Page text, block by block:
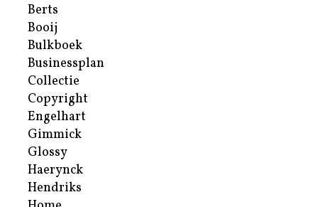
Berts
Booij
Bulkboek
Businessplan
Collectie
Copyright
Engelhart
Gimmick
Glossy
Haerynck
Hendriks